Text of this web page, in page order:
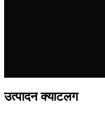
उत्पादन क्याटलग